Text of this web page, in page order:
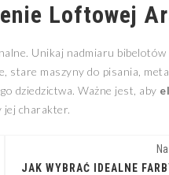
Loftowej
Unikaj nadmiaru bibelotów
stare maszyny do pisania,
dziedzictwa. Ważne jest, aby
jej charakter.